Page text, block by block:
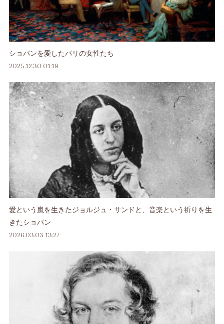
ショパンを愛したパリの女性たち
2025.12.30 01:19
愛という嵐を生きたジョルジュ・サンドと、音楽という祈りを生
きたショパン
2026.03.03 13:27